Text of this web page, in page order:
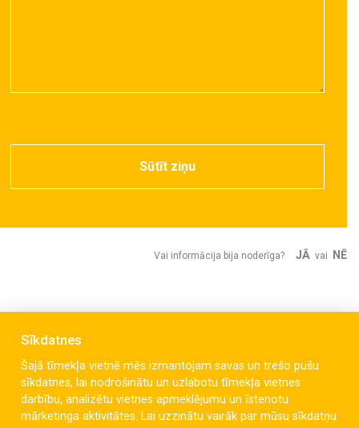
Sūtīt ziņu
Vai informācija bija noderīga? JĀ vai NĒ
Sīkdatnes
Šajā tīmekļa vietnē mēs izmantojam savas un trešo pušu
sīkdatnes, lai nodrošinātu un uzlabotu tīmekļa vietnes
darbību, analizētu vietnes apmeklējumu un īstenotu
mārketinga aktivitātes. Lai uzzinātu vairāk par mūsu sīkdatņu